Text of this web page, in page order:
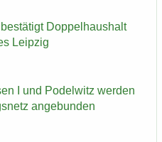
Dop­pel­haus­halt
Leip­zig
I und Po­del­witz wer­den
an­ge­bun­den